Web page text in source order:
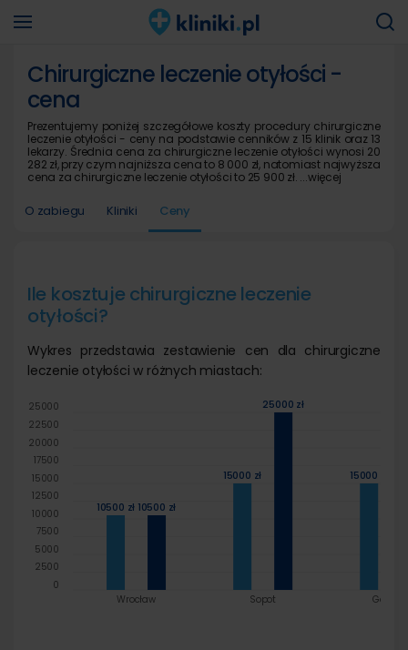
Chirurgiczne leczenie otyłości -
cena
Prezentujemy poniżej szczegółowe koszty procedury chirurgiczne
leczenie otyłości - ceny na podstawie cenników z 15 klinik oraz 13
lekarzy. Średnia cena za chirurgiczne leczenie otyłości wynosi 20
282 zł, przy czym najniższa cena to 8 000 zł, natomiast najwyższa
cena za chirurgiczne leczenie otyłości to 25 900 zł. ...więcej
O zabiegu Kliniki Ceny
Ile kosztuje chirurgiczne leczenie
otyłości?
Wykres przedstawia zestawienie cen dla chirurgiczne
leczenie otyłości w różnych miastach:
10500 zł
15000 zł 15000 zł
10500 zł
25000 zł
Wrocław Sopot Gdynia
0
2500
5000
7500
10000
12500
15000
17500
20000
22500
25000